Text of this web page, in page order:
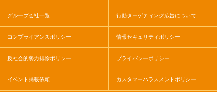
グループ会社一覧 行動ターゲティング広告について
コンプライアンスポリシー 情報セキュリティポリシー
反社会的勢力排除ポリシー プライバシーポリシー
イベント掲載依頼 カスタマーハラスメントポリシー